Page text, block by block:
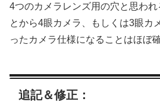
4つのカメラレンズ用の穴と思われ
とから4眼カメラ、もしくは3眼カ
ったカメラ仕様になることはほぼ
追記＆修正：